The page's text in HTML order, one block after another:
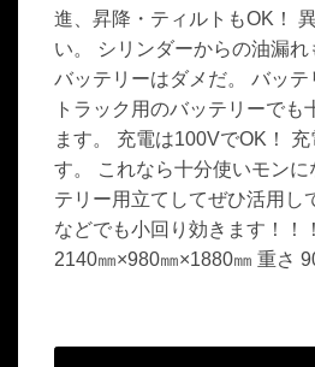
進、昇降・ティルトもOK！
い。 シリンダーからの油漏れ
バッテリーはダメだ。 バッテ
トラック用のバッテリーでも
ます。 充電は100VでOK！
す。 これなら十分使いモンに
テリー用立てしてぜひ活用し
などでも小回り効きます！！
2140㎜×980㎜×1880㎜ 重さ